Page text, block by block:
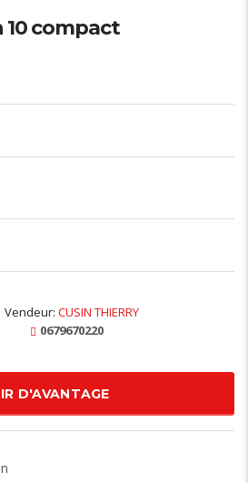
10 compact
Vendeur: CUSIN THIERRY
0679670220
D'AVANTAGE